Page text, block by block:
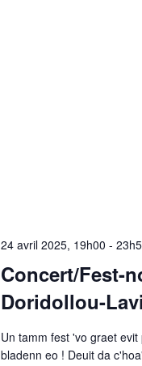
24 avril 2025, 19h00 -
Concert/Fest-
Doridollou-
Un tamm fest 'vo graet
bladenn eo ! Deuit da